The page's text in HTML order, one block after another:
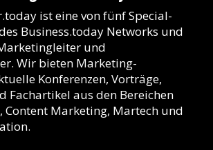
ist eine von fünf Special-
Business.today Networks und
und
Wir bieten Marketing-
Konferenzen, Vorträge,
Fachartikel aus den Bereichen
Content Marketing, Martech und